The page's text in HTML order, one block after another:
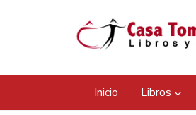
Inicio Libros